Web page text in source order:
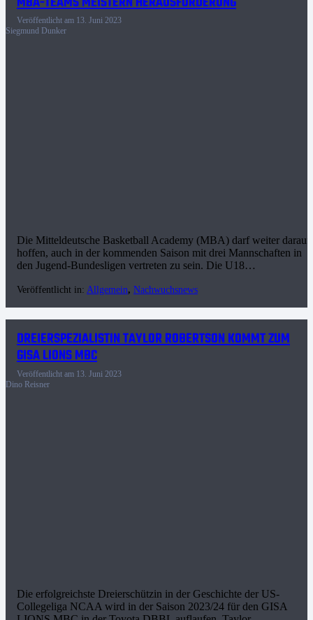
Veröffentlicht am 13. Juni 2023
Siegmund Dunker
Die Mitteldeutsche Basketball Academy (MBA) darf weiter darauf
hoffen, auch in der kommenden Saison mit drei Mannschaften in
den Jugend-Bundesligen vertreten zu sein. Die U18…
Veröffentlicht in: Allgemein, Nachwuchsnews
DREIERSPEZIALISTIN TAYLOR ROBERTSON KOMMT ZUM
GISA LIONS MBC
Veröffentlicht am 13. Juni 2023
Dino Reisner
Die erfolgreichste Dreierschützin in der Geschichte der US-
Collegeliga NCAA wird in der Saison 2023/24 für den GISA